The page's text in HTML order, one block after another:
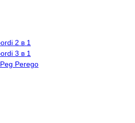
2 в 1
3 в 1
Perego